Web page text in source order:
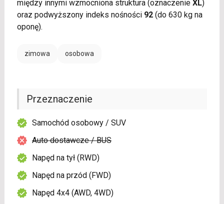
między innymi wzmocniona struktura (oznaczenie XL)
oraz podwyższony indeks nośności 92(do 630 kg na
oponę).
zimowa osobowa
Przeznaczenie
Samochód osobowy / SUV
Auto dostawcze / BUS
Napęd na tył (RWD)
Napęd na przód (FWD)
Napęd 4x4 (AWD, 4WD)